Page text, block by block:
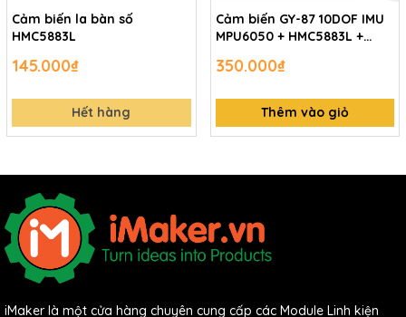
Cảm biến la bàn số
HMC5883L
145.000₫
Hết hàng
Cảm biến GY-87 10DOF IMU
MPU6050 + HMC5883L +
350.000₫
Thêm vào giỏ
iMaker là một cửa hàng chuyên cung cấp các Module Linh kiện